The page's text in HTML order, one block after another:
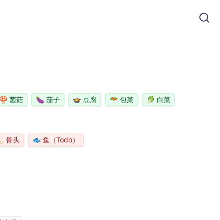
菌菇 🍆 茄子 🍲 豆腐 🥗 包菜 🥬 白菜
骨头 🐟 鱼（Todo）